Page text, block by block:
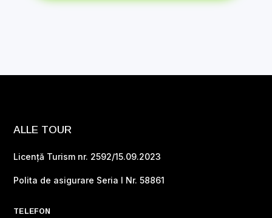
ALLE TOUR
Licență Turism nr. 2592/15.09.2023
Polita de asigurare Seria I Nr. 58861
TELEFON